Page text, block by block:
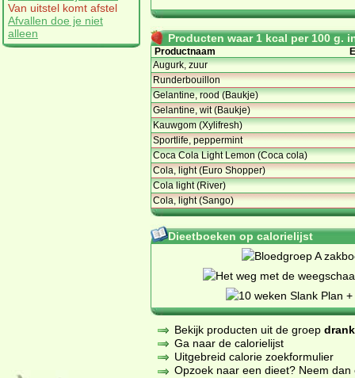
Van uitstel komt afstel
Afvallen doe je niet
alleen
Producten waar 1 kcal per 100 g.
Productnaam
Augurk, zuur
Runderbouillon
Gelantine, rood (Baukje)
Gelantine, wit (Baukje)
Kauwgom (Xylifresh)
Sportlife, peppermint
Coca Cola Light Lemon (Coca cola)
Cola, light (Euro Shopper)
Cola light (River)
Cola, light (Sango)
Dieetboeken op calorielijst
Bekijk producten uit de groep
Ga naar de calorielijst
Uitgebreid calorie zoekformulier
Opzoek naar een dieet? Neem